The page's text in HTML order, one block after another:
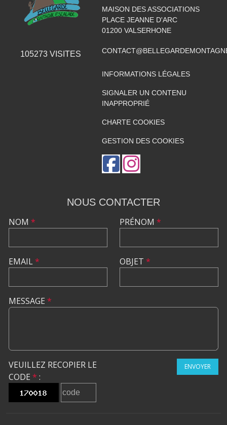
105273 VISITES
MAISON DES ASSOCIATIONS
PLACE JEANNE D'ARC
01200 VALSERHONE
INFORMATIONS LÉGALES
SIGNALER UN CONTENU
INAPPROPRIÉ
CHARTE COOKIES
GESTION DES COOKIES
NOUS CONTACTER
NOM *
EMAIL*
PRÉNOM *
OBJET *
MESSAGE *
VEUILLEZ RECOPIER LE
CODE * :
ENVOYER